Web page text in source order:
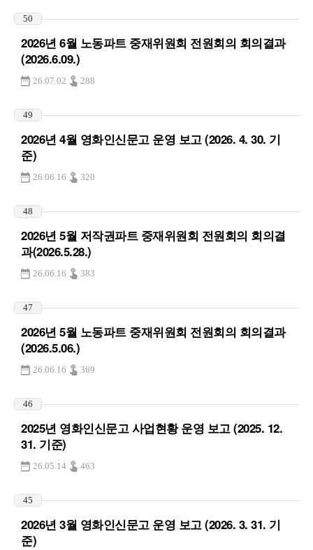
50
2026년 6월 노동파트 중재위원회 전원회의 회의결과
(2026.6.09.)
26.07.02 288
49
2026년 4월 영화인신문고 운영 보고 (2026. 4. 30. 기
준)
26.06.16 320
48
2026년 5월 저작권파트 중재위원회 전원회의 회의결
과(2026.5.28.)
26.06.16 383
47
2026년 5월 노동파트 중재위원회 전원회의 회의결과
(2026.5.06.)
26.06.16 369
46
2025년 영화인신문고 사업현황 운영 보고 (2025. 12.
31. 기준)
26.05.14 463
45
2026년 3월 영화인신문고 운영 보고 (2026. 3. 31. 기
준)